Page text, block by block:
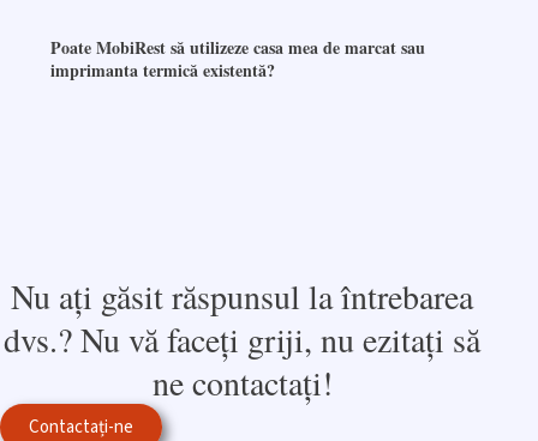
Poate MobiRest să utilizeze casa mea de marcat sau
imprimanta termică existentă?
Nu ați găsit răspunsul la întrebarea
dvs.? Nu vă faceți griji, nu ezitați să
ne contactați!
Contactați-ne